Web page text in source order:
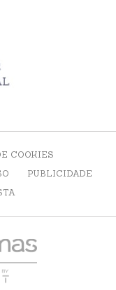
COOKIES
PUBLICIDADE